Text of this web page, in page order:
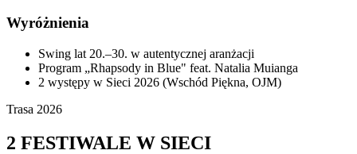
Wyróżnienia
Swing lat 20.–30. w autentycznej aranżacji
Program „Rhapsody in Blue" feat. Natalia Muianga
2 występy w Sieci 2026 (Wschód Piękna, OJM)
Trasa 2026
2 FESTIWALE W SIECI